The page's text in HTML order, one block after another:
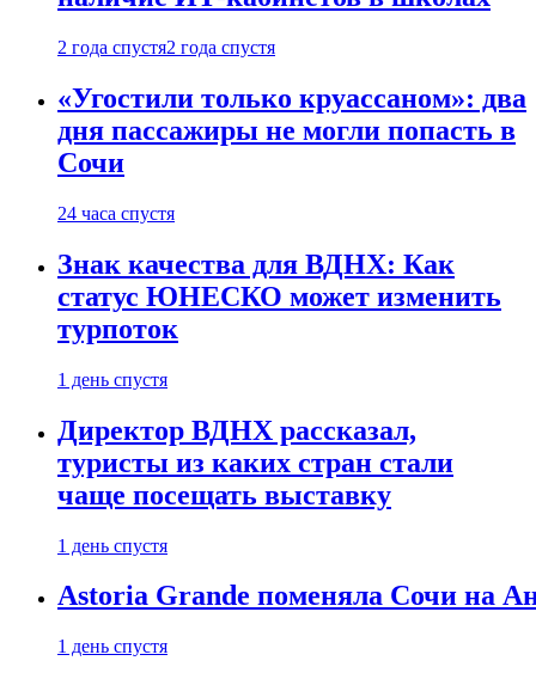
2 года спустя2 года спустя
«Угостили только круассаном»: два
дня пассажиры не могли попасть в
Сочи
24 часа спустя
Знак качества для ВДНХ: Как
статус ЮНЕСКО может изменить
турпоток
1 день спустя
Директор ВДНХ рассказал,
туристы из каких стран стали
чаще посещать выставку
1 день спустя
Astoria Grande поменяла Сочи на
1 день спустя